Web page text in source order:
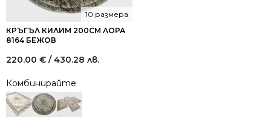
КРЪГЪЛ КИЛИМ 200СМ ЛОРА
8164 БЕЖОВ
10 размера
220.00 € / 430.28 лв.
Комбинирайте